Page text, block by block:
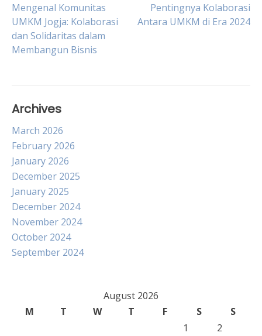
Post
navigation
Mengenal Komunitas
UMKM Jogja: Kolaborasi
dan Solidaritas dalam
Membangun Bisnis
Pentingnya Kolaborasi
Antara UMKM di Era 2024
Archives
March 2026
February 2026
January 2026
December 2025
January 2025
December 2024
November 2024
October 2024
September 2024
August 2026
M
T W T F S
S
1
2